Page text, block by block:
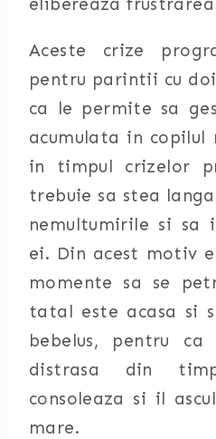
Aceste crize
pentru parintii cu
ca le permite sa
acumulata in copilul
in timpul crizelor
trebuie sa stea
nemultumirile si sa
ei. Din acest motiv
momente sa se
tatal este acasa si
bebelus, pentru
distrasa din
consoleaza si il
mare.